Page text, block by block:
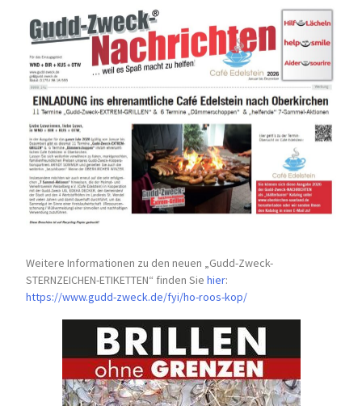
Weitere Informationen zu den neuen „Gudd-Zweck-
STERNZEICHEN-ETIKETTEN“ finden Siehier:
https://www.gudd-zweck.de/fyi/ho-roos-kop/